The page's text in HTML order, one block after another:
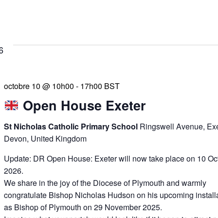
Open House Exeter
octobre 10 @ 10h00 - 17h00 BST
St Nicholas Catholic Primary School Ringswell Avenue,
Devon, United Kingdom
Update: DR Open House: Exeter will now take place on 10
2026.
We share in the joy of the Diocese of Plymouth and warmly
congratulate Bishop Nicholas Hudson on his upcoming
as Bishop of Plymouth on 29 November 2025.